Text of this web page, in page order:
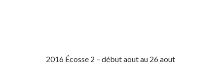
2016 Écosse 2 – début aout au 26 aout